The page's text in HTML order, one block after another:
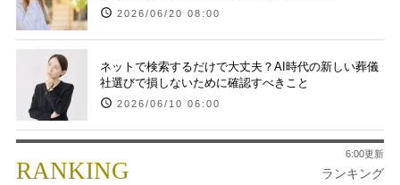
2026/06/20 08:00
ネットで検索するだけで大丈夫？AI時代の新しい葬儀
社選びで損しないために確認すべきこと
2026/06/10 06:00
RANKING ランキング
6:00更新